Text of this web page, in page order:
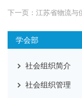
下一页： 江苏省物流与
学会部
社会组织简介
社会组织管理